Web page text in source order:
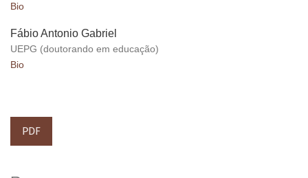
Bio
Fábio Antonio Gabriel
UEPG (doutorando em educação)
Bio
PDF